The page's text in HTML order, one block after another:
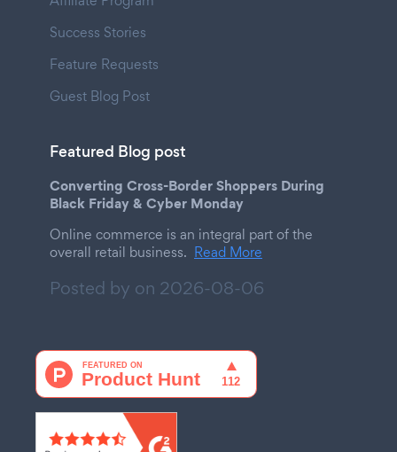
Success Stories
Feature Requests
Guest Blog Post
Featured Blog post
Converting Cross-Border Shoppers During
Black Friday & Cyber Monday
Online commerce is an integral part of the
overall retail business. Read More
Posted by on 2026-08-06